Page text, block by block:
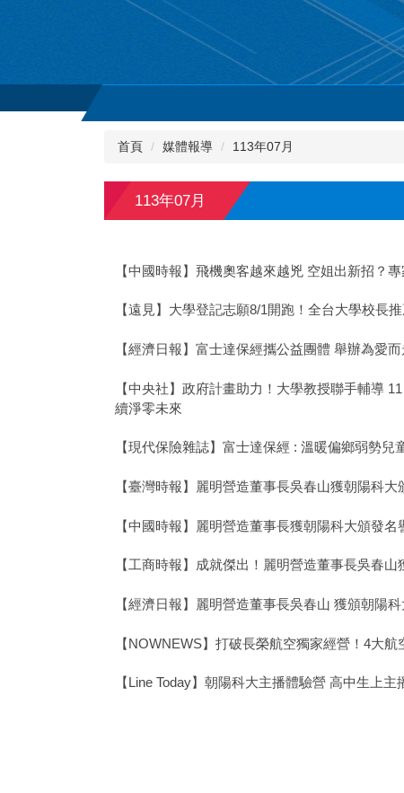
首頁 媒體報導 113年07月
113年07月
【中國時報】飛機奧客越來越兇 空姐出新招？專
【遠見】大學登記志願8/1開跑！全台大學校長
【經濟日報】富士達保經攜公益團體 舉辦為愛
【中央社】政府計畫助力！大學教授聯手輔導
續淨零未來
【現代保險雜誌】富士達保經 : 溫暖偏鄉弱勢兒
【臺灣時報】麗明營造董事長吳春山獲朝陽科大
【中國時報】麗明營造董事長獲朝陽科大頒發
【工商時報】成就傑出！麗明營造董事長吳春
【經濟日報】麗明營造董事長吳春山 獲頒朝陽
【NOWNEWS】打破長榮航空獨家經營！4大
【Line Today】朝陽科大主播體驗營 高中生上主